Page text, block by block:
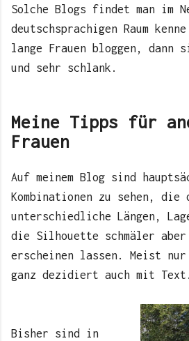
Solche Blogs findet man im
deutschsprachigen Raum
lange Frauen bloggen, dann
und sehr schlank.
Meine Tipps für
Frauen
Auf meinem Blog sind
Kombinationen zu sehen, die
unterschiedliche Längen,
die Silhouette schmäler
erscheinen lassen. Meist
ganz dezidiert auch mit Text.
Bisher sind in